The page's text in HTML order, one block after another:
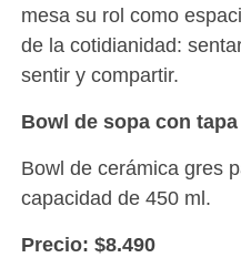
mesa su rol como
de la cotidianidad:
sentir y compartir.
Bowl de sopa con tapa
Bowl de cerámica gres
capacidad de 450 ml.
Precio: $8.490